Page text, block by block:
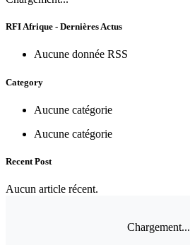
RFI Afrique - Dernières Actus
Aucune donnée RSS
Category
Aucune catégorie
Aucune catégorie
Recent Post
Aucun article récent.
Chargement...